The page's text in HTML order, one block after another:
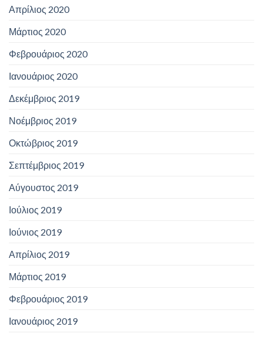
Απρίλιος 2020
Μάρτιος 2020
Φεβρουάριος 2020
Ιανουάριος 2020
Δεκέμβριος 2019
Νοέμβριος 2019
Οκτώβριος 2019
Σεπτέμβριος 2019
Αύγουστος 2019
Ιούλιος 2019
Ιούνιος 2019
Απρίλιος 2019
Μάρτιος 2019
Φεβρουάριος 2019
Ιανουάριος 2019